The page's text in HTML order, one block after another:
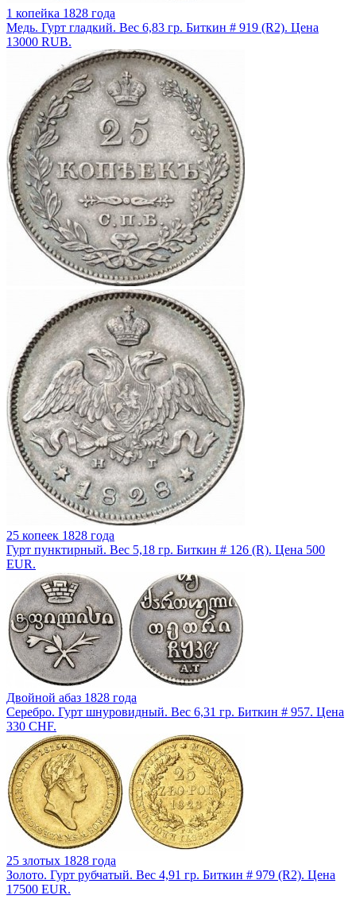
1 копейка 1828 года
Медь. Гурт гладкий. Вес 6,83 гр. Биткин # 919 (R2). Цена
13000 RUB.
25 копеек 1828 года
Гурт пунктирный. Вес 5,18 гр. Биткин # 126 (R). Цена 500
EUR.
Двойной абаз 1828 года
Серебро. Гурт шнуровидный. Вес 6,31 гр. Биткин # 957. Цена
330 CHF.
25 злотых 1828 года
Золото. Гурт рубчатый. Вес 4,91 гр. Биткин # 979 (R2). Цена
17500 EUR.